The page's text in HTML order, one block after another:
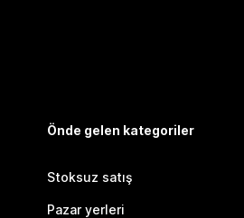
Önde gelen kategoriler
Stoksuz satış
Pazar yerleri